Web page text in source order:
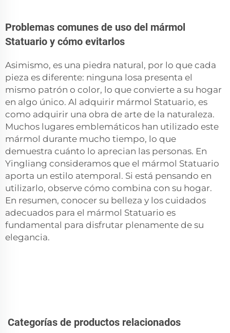
Problemas comunes de uso del mármol
Statuario y cómo evitarlos
Asimismo, es una piedra natural, por lo que cada
pieza es diferente: ninguna losa presenta el
mismo patrón o color, lo que convierte a su hogar
en algo único. Al adquirir mármol Statuario, es
como adquirir una obra de arte de la naturaleza.
Muchos lugares emblemáticos han utilizado este
mármol durante mucho tiempo, lo que
demuestra cuánto lo aprecian las personas. En
Yingliang consideramos que el mármol Statuario
aporta un estilo atemporal. Si está pensando en
utilizarlo, observe cómo combina con su hogar.
En resumen, conocer su belleza y los cuidados
adecuados para el mármol Statuario es
fundamental para disfrutar plenamente de su
elegancia.
Categorías de productos relacionados